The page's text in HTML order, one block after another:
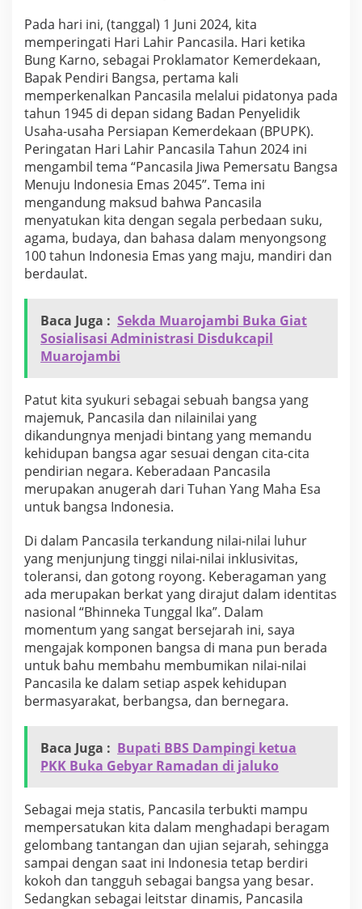
a
j
m
m
e
m
i
m
p
i
U
p
a
c
a
r
r
i
n
g
t
n
H
a
r
i
L
a
i
r
P
a
n
c
a
s
l
a
Pada hari ini, (tanggal) 1 Juni 2024, kita
memperingati Hari Lahir Pancasila. Hari ketika
Bung Karno, sebagai Proklamator Kemerdekaan,
Bapak Pendiri Bangsa, pertama kali
memperkenalkan Pancasila melalui pidatonya pada
tahun 1945 di depan sidang Badan Penyelidik
Usaha-usaha Persiapan Kemerdekaan (BPUPK).
Peringatan Hari Lahir Pancasila Tahun 2024 ini
mengambil tema “Pancasila Jiwa Pemersatu Bangsa
Menuju Indonesia Emas 2045”. Tema ini
mengandung maksud bahwa Pancasila
menyatukan kita dengan segala perbedaan suku,
agama, budaya, dan bahasa dalam menyongsong
100 tahun Indonesia Emas yang maju, mandiri dan
berdaulat.
Baca Juga : Sekda Muarojambi Buka Giat
Sosialisasi Administrasi Disdukcapil
Muarojambi
Patut kita syukuri sebagai sebuah bangsa yang
majemuk, Pancasila dan nilainilai yang
dikandungnya menjadi bintang yang memandu
kehidupan bangsa agar sesuai dengan cita-cita
pendirian negara. Keberadaan Pancasila
merupakan anugerah dari Tuhan Yang Maha Esa
untuk bangsa Indonesia.
Di dalam Pancasila terkandung nilai-nilai luhur
yang menjunjung tinggi nilai-nilai inklusivitas,
toleransi, dan gotong royong. Keberagaman yang
ada merupakan berkat yang dirajut dalam identitas
nasional “Bhinneka Tunggal Ika”. Dalam
momentum yang sangat bersejarah ini, saya
mengajak komponen bangsa di mana pun berada
untuk bahu membahu membumikan nilai-nilai
Pancasila ke dalam setiap aspek kehidupan
bermasyarakat, berbangsa, dan bernegara.
Baca Juga : Bupati BBS Dampingi ketua
PKK Buka Gebyar Ramadan di jaluko
Sebagai meja statis, Pancasila terbukti mampu
mempersatukan kita dalam menghadapi beragam
gelombang tantangan dan ujian sejarah, sehingga
sampai dengan saat ini Indonesia tetap berdiri
kokoh dan tangguh sebagai bangsa yang besar.
Sedangkan sebagai leitstar dinamis, Pancasila